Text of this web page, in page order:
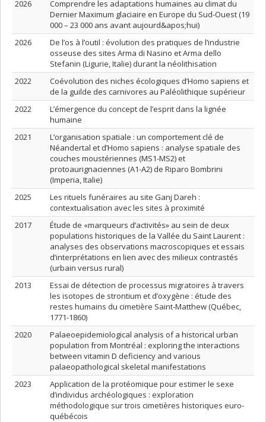
2026
Comprendre les adaptations humaines au climat du
Dernier Maximum glaciaire en Europe du Sud-Ouest (19
000 – 23 000 ans avant aujourd&apos;hui)
2026
De l’os à l’outil : évolution des pratiques de l’industrie
osseuse des sites Arma di Nasino et Arma dello
Stefanin (Ligurie, Italie) durant la néolithisation
2022
Coévolution des niches écologiques d’Homo sapiens et
de la guilde des carnivores au Paléolithique supérieur
2022
L’émergence du concept de l’esprit dans la lignée
humaine
2021
L’organisation spatiale : un comportement clé de
Néandertal et d’Homo sapiens : analyse spatiale des
couches moustériennes (MS1-MS2) et
protoaurignaciennes (A1-A2) de Riparo Bombrini
(Imperia, Italie)
2025
Les rituels funéraires au site Ganj Dareh :
contextualisation avec les sites à proximité
2017
Étude de «marqueurs d’activités» au sein de deux
populations historiques de la Vallée du Saint Laurent :
analyses des observations macroscopiques et essais
d’interprétations en lien avec des milieux contrastés
(urbain versus rural)
2013
Essai de détection de processus migratoires à travers
les isotopes de strontium et d’oxygène : étude des
restes humains du cimetière Saint-Matthew (Québec,
1771-1860)
2020
Palaeoepidemiological analysis of a historical urban
population from Montréal : exploring the interactions
between vitamin D deficiency and various
palaeopathological skeletal manifestations
2023
Application de la protéomique pour estimer le sexe
d’individus archéologiques : exploration
méthodologique sur trois cimetières historiques euro-
québécois